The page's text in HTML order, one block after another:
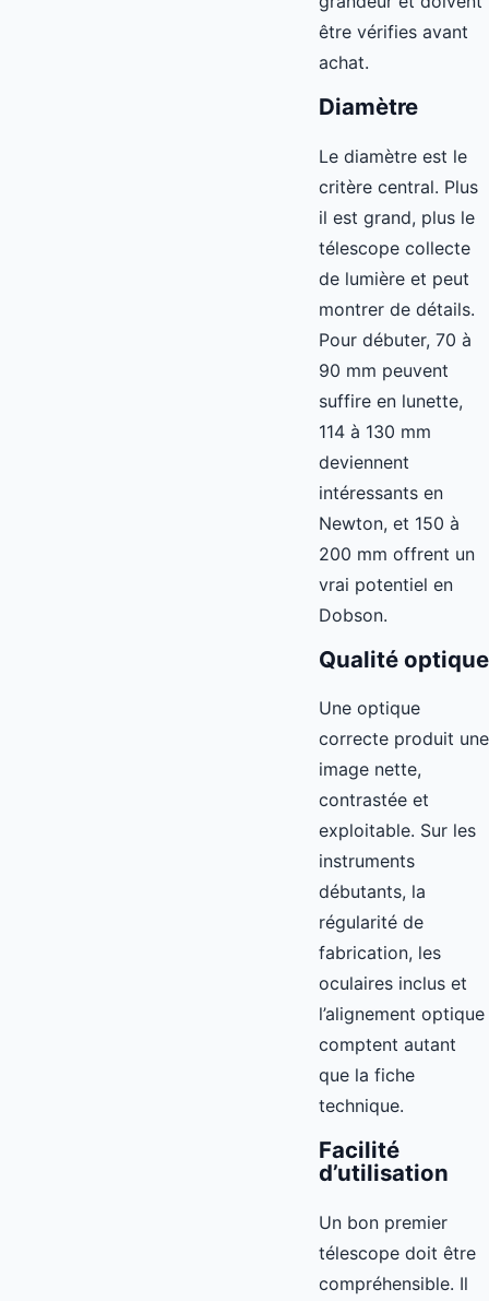
être vérifies avant
achat.
Diamètre
Le diamètre est le
critère central. Plus
il est grand, plus le
télescope collecte
de lumière et peut
montrer de détails.
Pour débuter, 70 à
90 mm peuvent
suffire en lunette,
114 à 130 mm
deviennent
intéressants en
Newton, et 150 à
200 mm offrent un
vrai potentiel en
Dobson.
Qualité optique
Une optique
correcte produit une
image nette,
contrastée et
exploitable. Sur les
instruments
débutants, la
régularité de
fabrication, les
oculaires inclus et
l’alignement optique
comptent autant
que la fiche
technique.
Facilité
d’utilisation
Un bon premier
télescope doit être
compréhensible. Il